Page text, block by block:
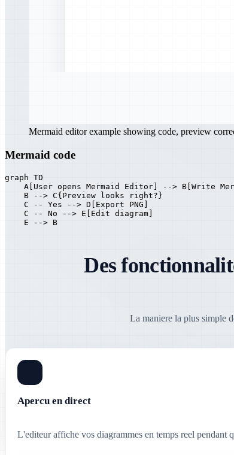
Mermaid editor example showing code, preview
Mermaid code
graph TD
A[User opens Mermaid Editor] --> B[Write
    B --> C{Preview looks right?}
    C -- Yes --> D[Export PNG]
    C -- No --> E[Edit diagram]
    E --> B
Des
La maniere la plus simple
Apercu en direct
L'editeur affiche vos diagrammes en temps reel pendant